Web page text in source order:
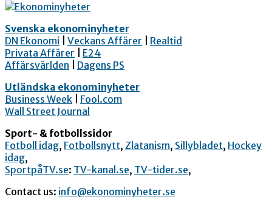
Svenska ekonominyheter
DN Ekonomi
Veckans Affärer
Realtid
Privata Affärer
E24
Affärsvärlden
Dagens PS
Utländska ekonominyheter
Business Week
Fool.com
Wall Street Journal
Sport- & fotbollssidor
Fotboll idag, Fotbollsnytt, Zlatanism, Sillybladet, Hockey
idag,
SportpåTV.se: TV-kanal.se, TV-tider.se,
Contact us: info@ekonominyheter.se